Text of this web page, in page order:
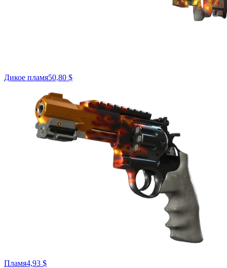
Дикое пламя50,80 $
Пламя4,93 $